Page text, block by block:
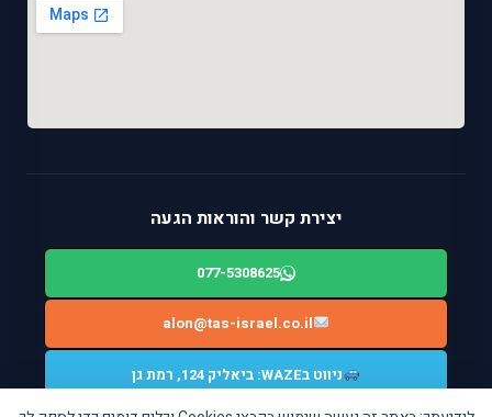
יצירת קשר והוראות הגעה
077-5308625
alon@tas-israel.co.il
ניווט בWAZE: ביאליק 124, רמת גן